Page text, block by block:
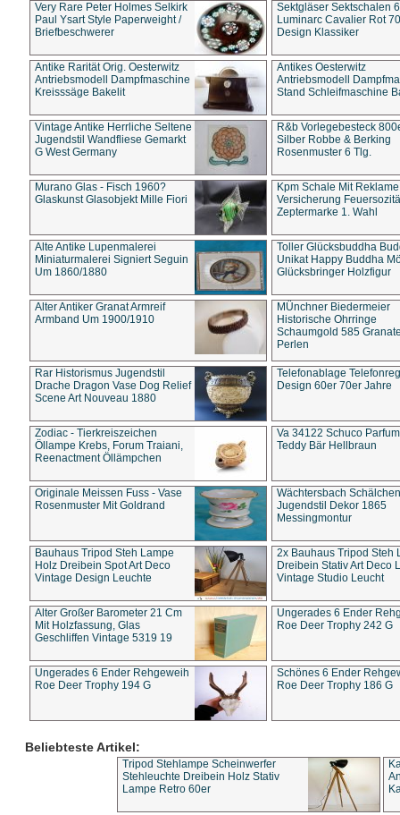
Very Rare Peter Holmes Selkirk
Paul Ysart Style Paperweight /
Briefbeschwerer
Sektgläser Sektschalen
Luminarc Cavalier Rot
Design Klassiker
Antike Rarität Orig. Oesterwitz
Antriebsmodell Dampfmaschine
Kreisssäge Bakelit
Antikes Oesterwitz
Antriebsmodell
Stand Schleifmaschine
Vintage Antike Herrliche Seltene
Jugendstil Wandfliese Gemarkt
G West Germany
R&b Vorlegebesteck
Silber Robbe & Berking
Rosenmuster 6 Tlg.
Murano Glas - Fisch 1960?
Glaskunst Glasobjekt Mille Fiori
Kpm Schale Mit Reklame
Versicherung
Zeptermarke 1. Wahl
Alte Antike Lupenmalerei
Miniaturmalerei Signiert Seguin
Um 1860/1880
Toller Glücksbuddha
Unikat Happy Buddha
Glücksbringer Holzfigur
Alter Antiker Granat Armreif
Armband Um 1900/1910
MÜnchner Biedermeier
Historische Ohrringe
Schaumgold 585
Perlen
Rar Historismus Jugendstil
Drache Dragon Vase Dog Relief
Scene Art Nouveau 1880
Telefonablage
Design 60er 70er Jahre
Zodiac - Tierkreiszeichen
Öllampe Krebs, Forum Traiani,
Reenactment Öllämpchen
Va 34122 Schuco
Teddy Bär Hellbraun
Originale Meissen Fuss - Vase
Rosenmuster Mit Goldrand
Wächtersbach Schälchen
Jugendstil Dekor 1865
Messingmontur
Bauhaus Tripod Steh Lampe
Holz Dreibein Spot Art Deco
Vintage Design Leuchte
2x Bauhaus Tripod Steh
Dreibein Stativ Art Deco
Vintage Studio Leucht
Alter Großer Barometer 21 Cm
Mit Holzfassung, Glas
Geschliffen Vintage 5319 19
Ungerades 6 Ender
Roe Deer Trophy 242 G
Ungerades 6 Ender Rehgeweih
Roe Deer Trophy 194 G
Schönes 6 Ender
Roe Deer Trophy 186 G
Beliebteste Artikel:
Tripod Stehlampe Scheinwerfer
Stehleuchte Dreibein Holz Stativ
Lampe Retro 60er